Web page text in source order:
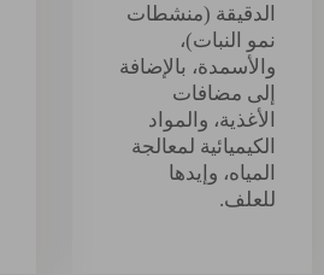
الدقيقة (منشطات
نمو النبات)،
والأسمدة، بالإضافة
إلى مضافات
الأغذية، والمواد
الكيميائية لمعالجة
المياه، وإيدها
للعلف.